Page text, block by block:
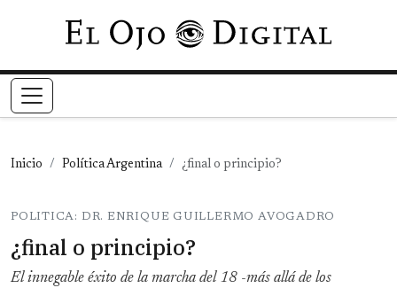
Pasar al contenido principal
Inicio Política Argentina ¿final o principio?
POLITICA: DR. ENRIQUE GUILLERMO AVOGADRO
¿final o principio?
El innegable éxito de la marcha del 18 -más allá de los